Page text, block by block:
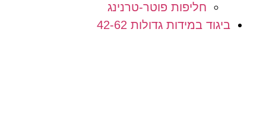
חליפות פוטר-טרנינג
ביגוד במידות גדולות 42-62